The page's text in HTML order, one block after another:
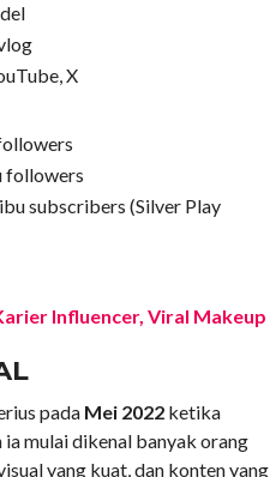
X
followers
subscribers (Silver Play
Influencer, Viral Makeup
pada Mei 2022 ketika
mulai dikenal banyak orang
yang kuat, dan konten yang